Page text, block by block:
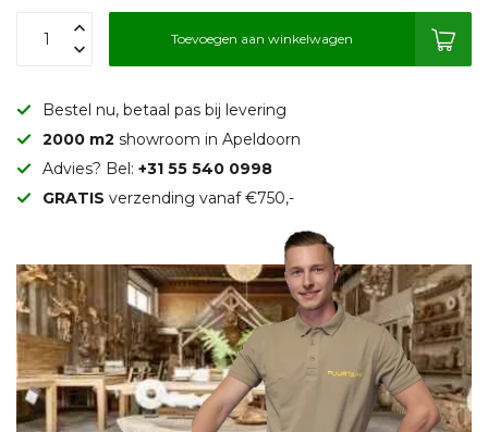
Toevoegen aan winkelwagen
Bestel nu, betaal pas bij levering
2000 m2 showroom in Apeldoorn
Advies? Bel: +31 55 540 0998
GRATIS verzending vanaf €750,-